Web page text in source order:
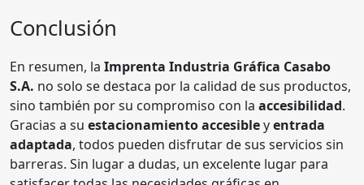
Conclusión
En resumen, la Imprenta Industria Gráfica Casabo
S.A. no solo se destaca por la calidad de sus productos,
sino también por su compromiso con la accesibilidad.
Gracias a su estacionamiento accesibleyentrada
adaptada, todos pueden disfrutar de sus servicios sin
barreras. Sin lugar a dudas, un excelente lugar para